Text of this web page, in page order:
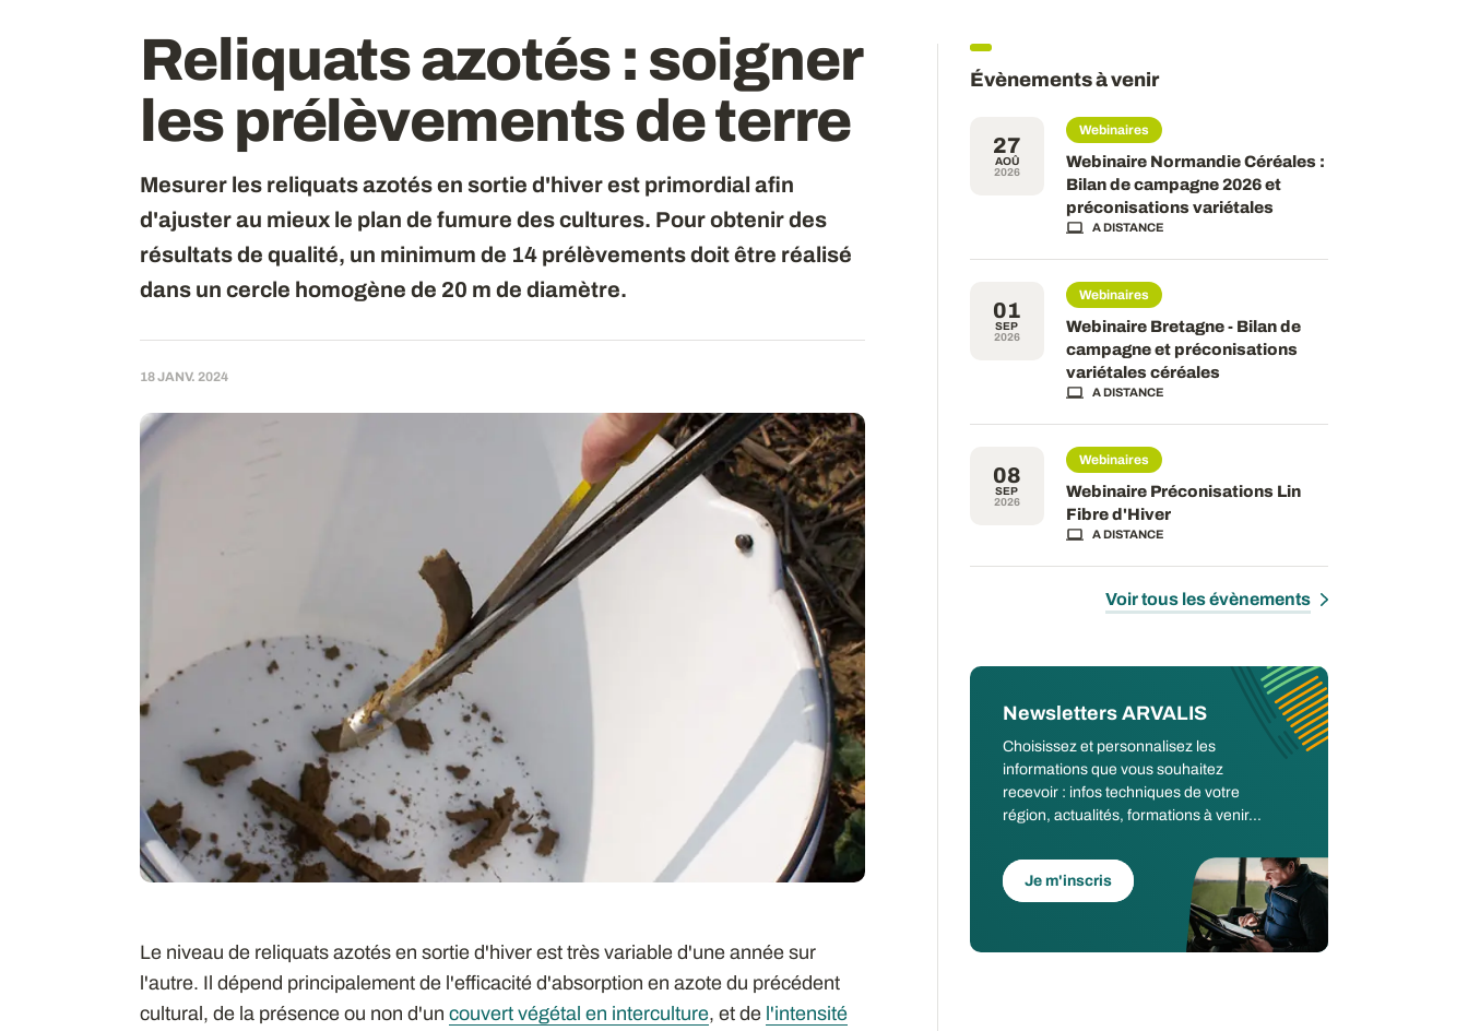
Reliquats azotés : soigner
les prélèvements de terre
Mesurer les reliquats azotés en sortie d'hiver est primordial afin
d'ajuster au mieux le plan de fumure des cultures. Pour obtenir des
résultats de qualité, un minimum de 14 prélèvements doit être réalisé
dans un cercle homogène de 20 m de diamètre.
18 JANV. 2024
Le niveau de reliquats azotés en sortie d'hiver est très variable d'une année sur
l'autre. Il dépend principalement de l'efficacité d'absorption en azote du précédent
cultural, de la présence ou non d'un couvert végétal en interculture, et de l'intensité
Évènements à venir
27
AOÛ
2026
Webinaires
Webinaire Normandie Céréales :
Bilan de campagne 2026 et
préconisations variétales
A DISTANCE
01
SEP
2026
Webinaires
Webinaire Bretagne - Bilan de
campagne et préconisations
variétales céréales
A DISTANCE
08
SEP
2026
Webinaires
Webinaire Préconisations Lin
Fibre d'Hiver
A DISTANCE
Voir tous les évènements
Newsletters ARVALIS
Choisissez et personnalisez les
informations que vous souhaitez
recevoir : infos techniques de votre
région, actualités, formations à venir...
Je m'inscris